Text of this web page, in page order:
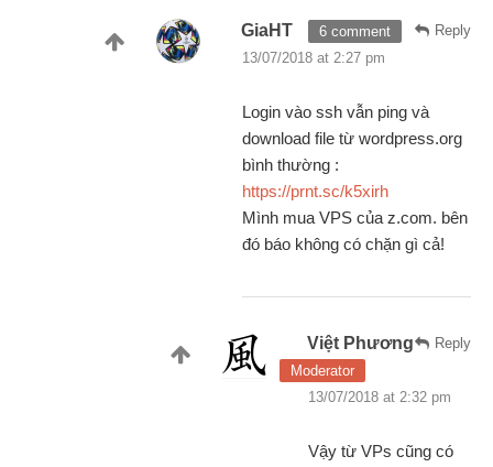
Reply
GiaHT
6 comment
13/07/2018 at 2:27 pm
Login vào ssh vẫn ping và
download file từ wordpress.org
bình thường :
https://prnt.sc/k5xirh
Mình mua VPS của z.com. bên
đó báo không có chặn gì cả!
Reply
Việt Phương
Moderator
13/07/2018 at 2:32 pm
Vậy từ VPs cũng có